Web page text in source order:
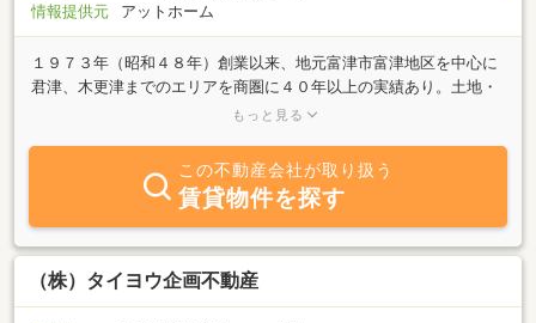
情報提供元
アットホーム
１９７３年（昭和４８年）創業以来、地元富津市富津地区を中心に
君津、木更津までのエリアを商圏に４０年以上の実績あり。土地・
建物の仲介、賃貸管理はもちろん、分譲地開発販売、注文住宅の提
産活用提案から企業誘致に至るまで幅広く対応いたします。お客様
の夢の実現のために、どんなことでもお気軽にご相談下さい。
もっと見る
この不動産会社が取り扱う
賃貸物件を探す
（株）タイヨウ企画不動産